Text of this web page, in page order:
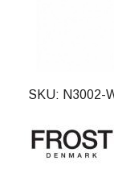
SKU N3002-